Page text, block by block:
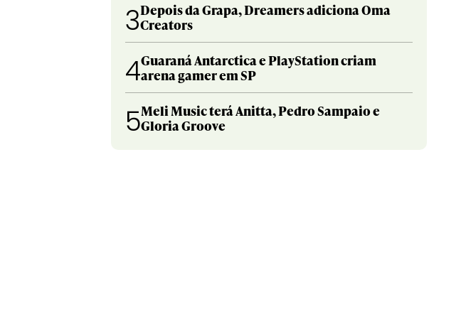
3Depois da Grapa, Dreamers adiciona Oma
Creators
4Guaraná Antarctica e PlayStation criam
arena gamer em SP
5Meli Music terá Anitta, Pedro Sampaio e
Gloria Groove